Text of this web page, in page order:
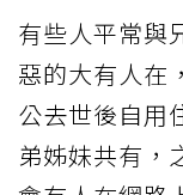
有些人平常與
惡的大有人在
公去世後自用
弟姊妹共有，